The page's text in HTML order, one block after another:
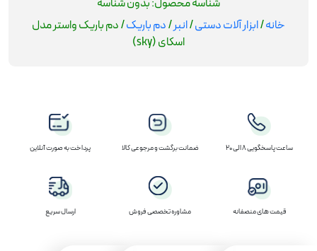
خانه/ابزار آلات دستی/انبر/دم باریک/ دم باریک واستر مدل
اسکای (sky)
ساعت پاسخگویی 8 الی 20 ضمانت برگشت و مرجوعی کالا پرداخت به صورت آنلاین
قیمت های منصفانه مشاوره تخصصی فروش ارسال سریع